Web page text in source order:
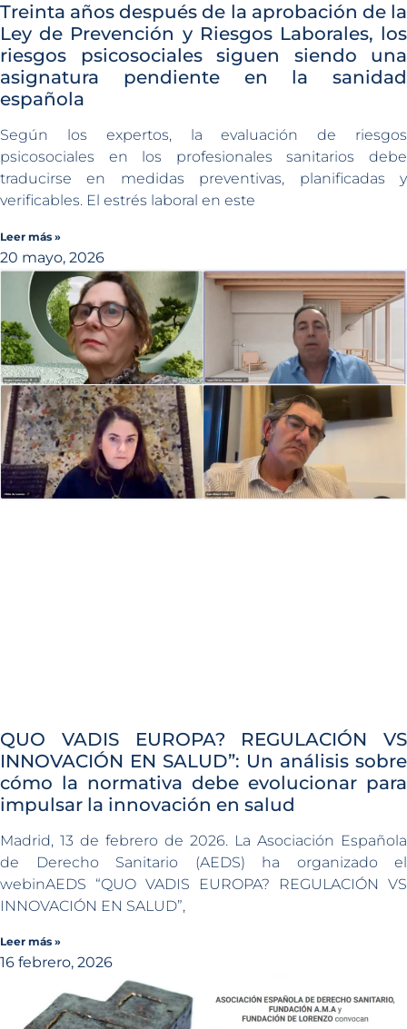
Treinta años después de la aprobación de la
Ley de Prevención y Riesgos Laborales, los
riesgos psicosociales siguen siendo una
asignatura pendiente en la sanidad
española
Según los expertos, la evaluación de riesgos
psicosociales en los profesionales sanitarios debe
traducirse en medidas preventivas, planificadas y
verificables. El estrés laboral en este
Leer más »
20 mayo, 2026
QUO VADIS EUROPA? REGULACIÓN VS
INNOVACIÓN EN SALUD”: Un análisis sobre
cómo la normativa debe evolucionar para
impulsar la innovación en salud
Madrid, 13 de febrero de 2026. La Asociación Española
de Derecho Sanitario (AEDS) ha organizado el
webinAEDS “QUO VADIS EUROPA? REGULACIÓN VS
INNOVACIÓN EN SALUD”,
Leer más »
16 febrero, 2026